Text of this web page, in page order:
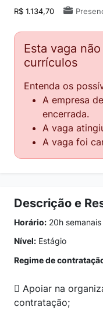
R$ 1.134,70
Esta vaga
currículos
Entenda os
A empresa
encerrada.
A vaga
A vaga foi
Descrição e
Horário: 20h
Nível: Estágio
Regime de
 Apoiar na
contratação;